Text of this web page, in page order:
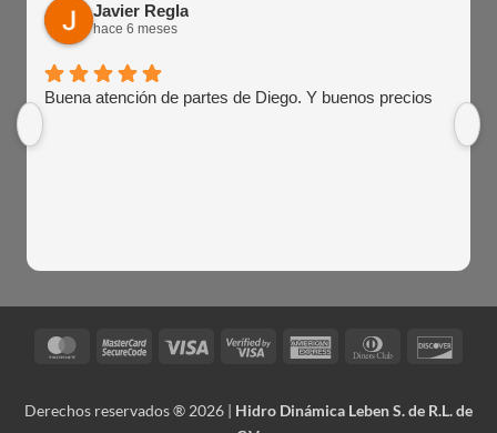
Javier Regla
hace 6 meses
Buena atención de partes de Diego. Y buenos precios
MasterCardMasterCardVisa
Visa
American
Dinners
Derechos reservados ® 2026 | Hidro Dinámica Leben S. de R.L. de